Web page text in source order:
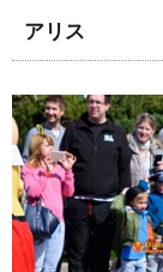
アリス